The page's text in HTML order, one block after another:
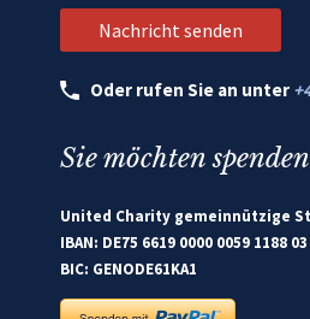
Oder rufen Sie an unter
Sie möchten
United Charity gemeinnützige
IBAN: DE75 6619 0000 0059 1188 03
BIC: GENODE61KA1